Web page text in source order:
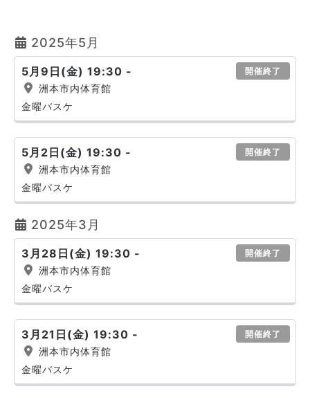
2025年5月
5月9日(金) 19:30 - 開催終了
洲本市内体育館
金曜バスケ
5月2日(金) 19:30 - 開催終了
洲本市内体育館
金曜バスケ
2025年3月
3月28日(金) 19:30 - 開催終了
洲本市内体育館
金曜バスケ
3月21日(金) 19:30 - 開催終了
洲本市内体育館
金曜バスケ